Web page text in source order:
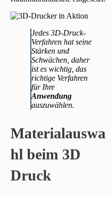
Jedes 3D-Druck-
Verfahren hat seine
Stärken und
Schwächen, daher
ist es wichtig, das
richtige Verfahren
für Ihre
Anwendung
auszuwählen.
Materialauswa
hl beim 3D
Druck